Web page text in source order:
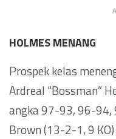
HOLMES MENANG
Prospek kelas
Ardreal “Bossman”
angka 97-93, 96-94,
Brown (13-2-1, 9